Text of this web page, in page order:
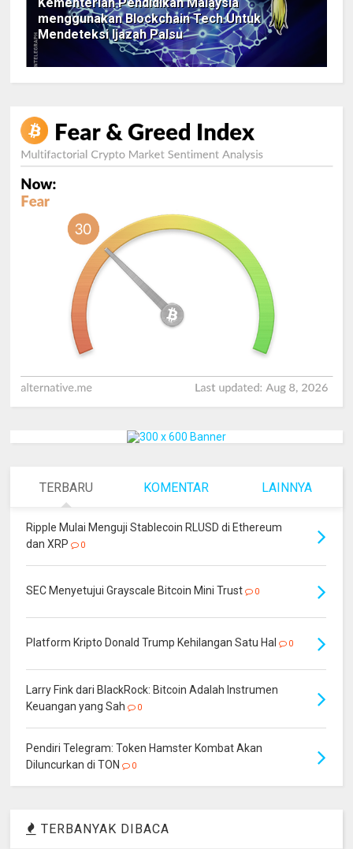
menggunakan Blockchain Tech Untuk
Mendeteksi Ijazah Palsu
TERBARU KOMENTAR LAINNYA
Ripple Mulai Menguji Stablecoin RLUSD di Ethereum
dan XRP
0
SEC Menyetujui Grayscale Bitcoin Mini Trust 0
Platform Kripto Donald Trump Kehilangan Satu Hal 0
Larry Fink dari BlackRock: Bitcoin Adalah Instrumen
Keuangan yang Sah
0
Pendiri Telegram: Token Hamster Kombat Akan
Diluncurkan di TON
0
TERBANYAK DIBACA